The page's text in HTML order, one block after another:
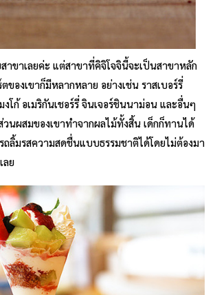
าขาเลยค่ะ แต่สาขาที่คิจิโจจินี้จะเป็นสาขาหลัก
ตของเขาก็มีหลากหลาย อย่างเช่น ราสเบอร์รี่
โก้ อเมริกันเชอร์รี่ จินเจอร์ชินนาม่อน และอื่นๆ
นผสมของเขาทำจากผลไม้ทั้งสิ้น เด็กก็ทานได้
ลิ้มรสความสดชื่นแบบธรรมชาติได้โดยไม่ต้องมา
ลย